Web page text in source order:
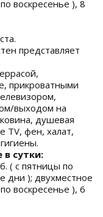
воскресенье ), 8
представляет
прикроватными
выходом на
душевая
TV, фен, халат,
сутки:
( с пятницы по
дни ); двухместное
воскресенье ), 6